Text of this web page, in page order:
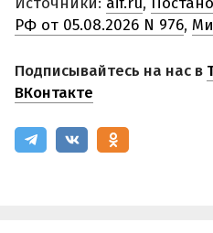
РФ от 05.08.2026 N 976,
Подписывайтесь на нас в
ВКонтакте